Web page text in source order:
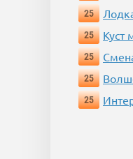
25
25
Куст
25
25
25